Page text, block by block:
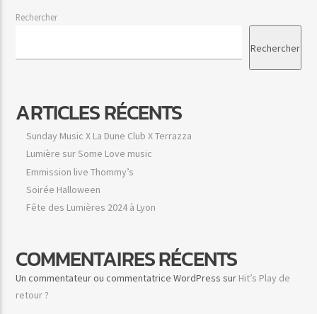
Rechercher
Rechercher
ARTICLES RÉCENTS
Sunday Music X La Dune Club X Terrazza
Lumière sur Some Love music
Emmission live Thommy’s
Soirée Halloween
Fête des Lumières 2024 à Lyon
COMMENTAIRES RÉCENTS
Un commentateur ou commentatrice WordPress sur Hit’s Play de
retour ?